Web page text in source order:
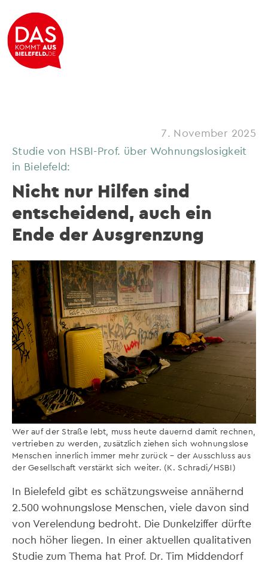
7. November 2025
Studie von HSBI-Prof. über Wohnungslosigkeit
in Bielefeld:
Nicht nur Hilfen sind
entscheidend, auch ein
Ende der Ausgrenzung
Wer auf der Straße lebt, muss heute dauernd damit rechnen,
vertrieben zu werden, zusätzlich ziehen sich wohnungslose
Menschen innerlich immer mehr zurück – der Ausschluss aus
der Gesellschaft verstärkt sich weiter. (K. Schradi/HSBI)
In Bielefeld gibt es schätzungsweise annähernd
2.500 wohnungslose Menschen, viele davon sind
von Verelendung bedroht. Die Dunkelziffer dürfte
noch höher liegen. In einer aktuellen qualitativen
Studie zum Thema hat Prof. Dr. Tim Middendorf